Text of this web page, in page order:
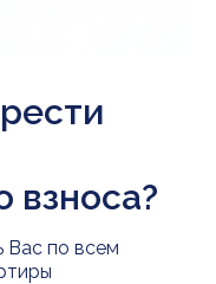
взноса?
Вас по всем